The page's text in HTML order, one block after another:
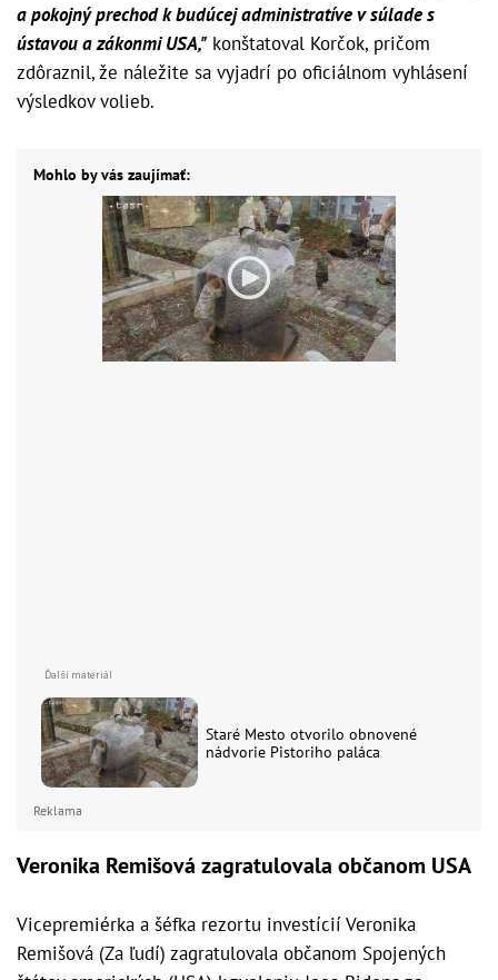
a pokojný prechod k budúcej administratíve v súlade s
ústavou a zákonmi USA," konštatoval Korčok, pričom
zdôraznil, že náležite sa vyjadrí po oficiálnom vyhlásení
výsledkov volieb.
Mohlo by vás zaujímať:
Staré Mesto otvorilo obnovené
nádvorie Pistoriho paláca
Reklama
Veronika Remišová zagratulovala občanom USA
Vicepremiérka a šéfka rezortu investícií Veronika
Remišová (Za ľudí) zagratulovala občanom Spojených